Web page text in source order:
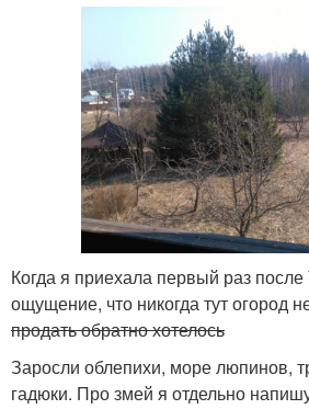
Когда я приехала первый раз
ощущение, что никогда тут огород
продать обратно хотелось
Заросли облепихи, море люпинов,
гадюки. Про змей я отдельно